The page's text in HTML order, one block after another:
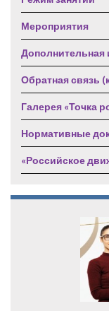
Мероприятия
Дополнительная
Обратная связь
Галерея «Точка
Нормативные
«Российское